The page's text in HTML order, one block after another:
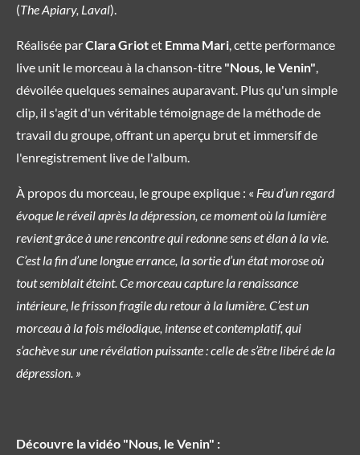
(The Apiary, Laval).
Réalisée parClara Griotet Emma Mari, cette performance
live unit le morceau à la chanson-titre "Nous, le Venin",
dévoilée quelques semaines auparavant. Plus qu'un simple
clip, il s'agit d'un véritable témoignage de la méthode de
travail du groupe, offrant un aperçu brut et immersif de
l'enregistrement live de l'album.
À propos du morceau, le groupe explique : « Feu d’un regard
évoque le réveil après la dépression, ce moment où la lumière
revient grâce à une rencontre qui redonne sens et élan à la vie.
C’est la fin d’une longue errance, la sortie d’un état morose où
tout semblait éteint. Ce morceau capture la renaissance
intérieure, le frisson fragile du retour à la lumière. C’est un
morceau à la fois mélodique, intense et contemplatif, qui
s’achève sur une révélation puissante : celle de s’être libéré de la
dépression. »
Découvre la vidéo "Nous, le Venin" :